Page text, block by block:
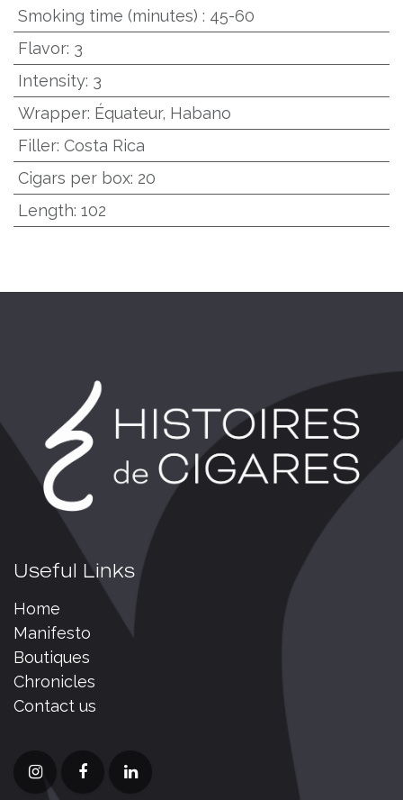
Smoking time (minutes) : 45-60
Flavor: 3
Intensity: 3
Wrapper: Équateur, Habano
Filler: Costa Rica
Cigars per box: 20
Length: 102
Useful Links
Home
Manifesto
Boutiques
Chronicles
Contact us